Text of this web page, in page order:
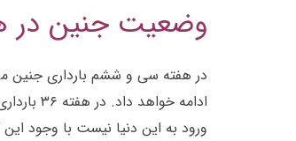
وضعیت جنین در
ادامه
ورود به این دنیا نیست با وجود این که طی در هفته ۳۶